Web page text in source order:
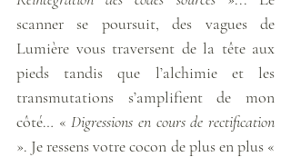
scanner se poursuit, des vagues de
Lumière vous traversent de la tête aux
pieds tandis que l’alchimie et les
transmutations s’amplifient de mon
côté… « Digressions en cours de rectification
». Je ressens votre cocon de plus en plus «